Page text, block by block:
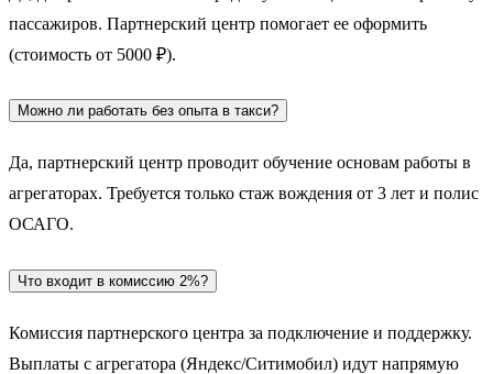
пассажиров. Партнерский центр помогает ее оформить
(стоимость от 5000 ₽).
Можно ли работать без опыта в такси?
Да, партнерский центр проводит обучение основам работы в
агрегаторах. Требуется только стаж вождения от 3 лет и полис
ОСАГО.
Что входит в комиссию 2%?
Комиссия партнерского центра за подключение и поддержку.
Выплаты с агрегатора (Яндекс/Ситимобил) идут напрямую